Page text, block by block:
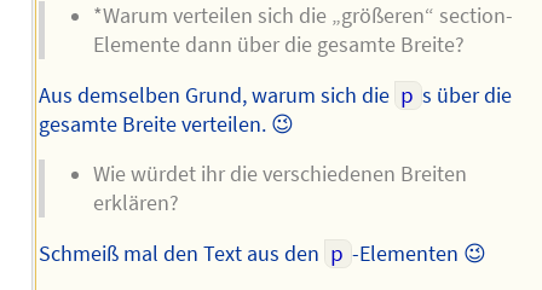
*Warum verteilen sich die „größeren“ section-
Elemente dann über die gesamte Breite?
Aus demselben Grund, warum sich die p s über die
gesamte Breite verteilen. 😉
Wie würdet ihr die verschiedenen Breiten
erklären?
Schmeiß mal den Text aus den p -Elementen 😉